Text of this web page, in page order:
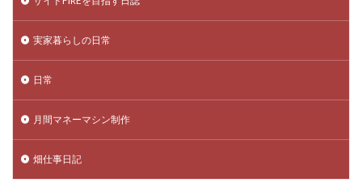
実家暮らしの日常
日常
月間マネーマシン制作
畑仕事日記